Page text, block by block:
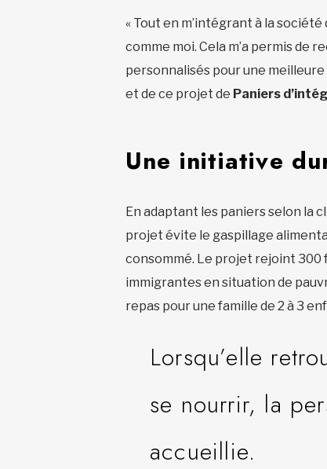
« Tout en m’intégrant à la
comme moi. Cela m’a permis de
personnalisés pour une
et de ce projet de Paniers
Une initiative
En adaptant les paniers selon la
projet évite le gaspillage
consommé. Le projet rejoint 300
immigrantes en situation de
repas pour une famille de 2 à 3
Lorsqu’elle
se nourrir, la
accueillie.